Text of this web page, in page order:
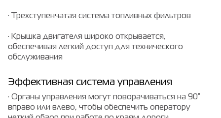
· Трехступенчатая система топливных фильтров
· Крышка двигателя широко открывается,
обеспечивая легкий доступ для технического
обслуживания
Эффективная система управления
· Органы управления могут поворачиваться на 90°
вправо или влево, чтобы обеспечить оператору